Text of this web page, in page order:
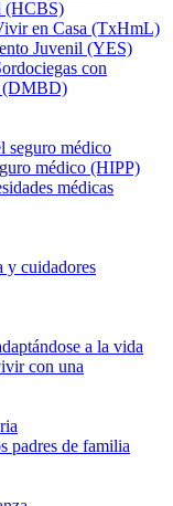
(HCBS)
en Casa (TxHmL)
Juvenil (YES)
con
(DMBD)
seguro médico
médico (HIPP)
médicas
y cuidadores
a la vida
con una
padres de familia